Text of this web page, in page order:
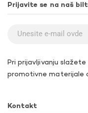
Prijavite se na naš
Pri prijavljivanju
promotivne materijale
Kontakt